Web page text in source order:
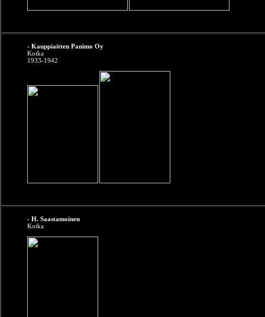
- Kauppiaitten Panimo Oy
Kotka
1933-1942
- H. Saastamoinen
Kotka